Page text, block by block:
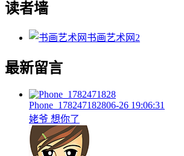
读者墙
书画艺术网 2
最新留言
Phone_178247182806-26 19:06:31
姥爷 想你了